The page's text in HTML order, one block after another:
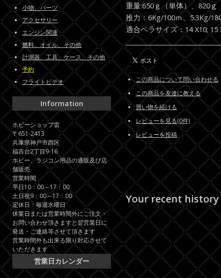
重量:650ｇ（単体）、820ｇ
推力：6Kg/100ｍ、5.3Kg/
適合ペラサイズ：14 X10; 15
この商品について問い合わせる
この商品を友達に教える
買い物を続ける
レビューを見る(0件)
レビューを投稿
Your recent history
小物、パーツ
アクセサリー
エンジン関連
燃料、オイル、その他
計測器、工具、ケース、その他
予約
フライトビデオ
Information
ホビーショップ雷
〒651-2413
兵庫県神戸市西区
福吉台2丁目9-16
ホビー、ラジコン用品の通販及び店
舗販売
営業時間
平日10：00～17：00
土日祝9：00～17：00
定休日：毎週水曜日
休業日または営業時間外にご注文・
お問い合わせ頂きますと翌営業日に
発送・ご連絡等させて頂きます
営業時間外も出来る限り対応させて
いただきます
営業日カレンダー